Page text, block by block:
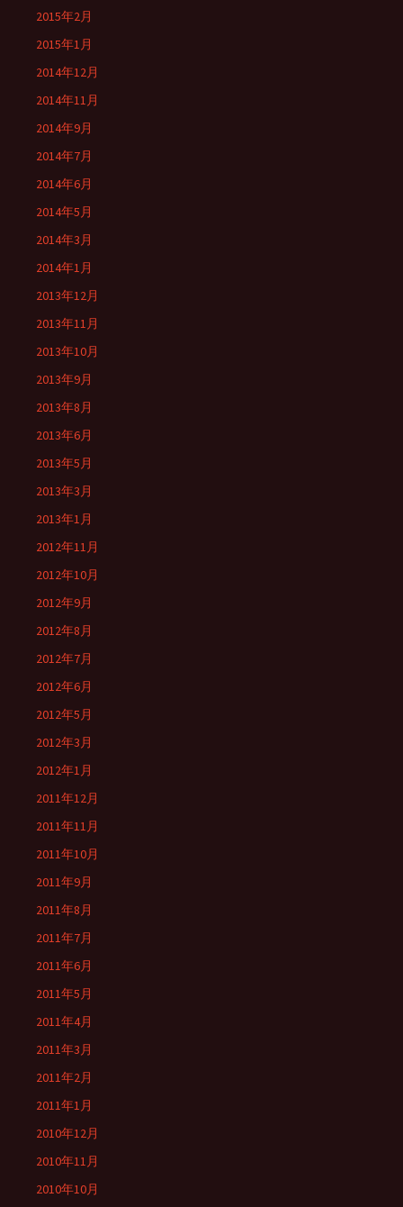
2015年2月
2015年1月
2014年12月
2014年11月
2014年9月
2014年7月
2014年6月
2014年5月
2014年3月
2014年1月
2013年12月
2013年11月
2013年10月
2013年9月
2013年8月
2013年6月
2013年5月
2013年3月
2013年1月
2012年11月
2012年10月
2012年9月
2012年8月
2012年7月
2012年6月
2012年5月
2012年3月
2012年1月
2011年12月
2011年11月
2011年10月
2011年9月
2011年8月
2011年7月
2011年6月
2011年5月
2011年4月
2011年3月
2011年2月
2011年1月
2010年12月
2010年11月
2010年10月